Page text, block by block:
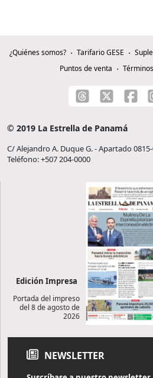
¿Quiénes somos? Tarifario GESE
Puntos de venta
© 2019 La Estrella de Panamá
C/ Alejandro A. Duque G. - Apartado
Teléfono: +507 204-0000
Edición Impresa
Portada del impreso
del 8 de agosto de
2026
NEWSLETTER